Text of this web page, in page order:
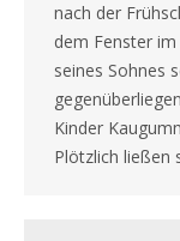
nach der
dem Fenster
seines Sohnes
Kinder
Plötzlich ließen